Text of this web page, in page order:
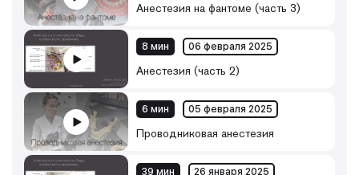
Анестезия на фантоме (часть 3)
8 мин 06 февраля 2025
Анестезия (часть 2)
6 мин 05 февраля 2025
Проводниковая анестезия
39 мин 26 января 2025